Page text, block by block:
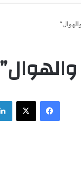
فيسبوك ‫X